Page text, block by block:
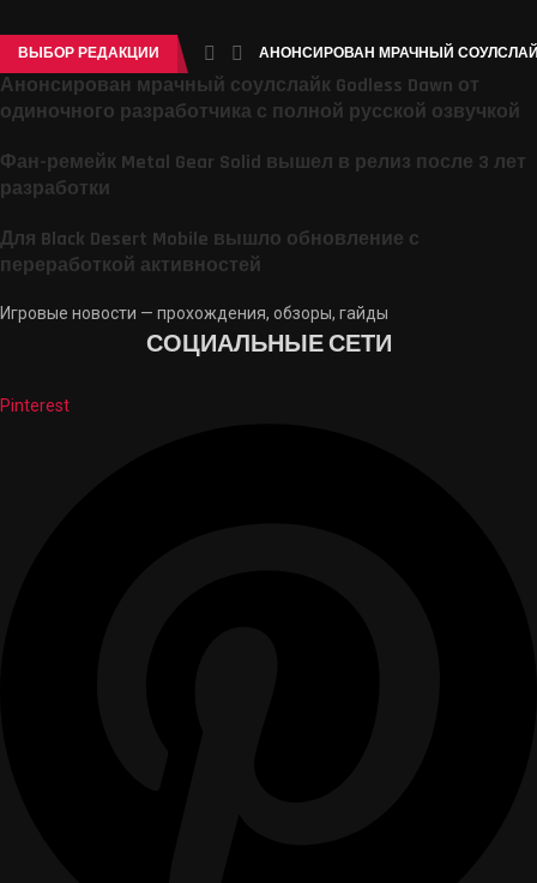
ВЫБОР РЕДАКЦИИ АНОНСИРОВАН МРАЧНЫЙ СОУЛСЛАЙК
Анонсирован мрачный соулслайк Godless Dawn от
одиночного разработчика с полной русской озвучкой
Фан-ремейк Metal Gear Solid вышел в релиз после 3 лет
разработки
Для Black Desert Mobile вышло обновление с
переработкой активностей
Игровые новости — прохождения, обзоры, гайды
СОЦИАЛЬНЫЕ СЕТИ
Pinterest